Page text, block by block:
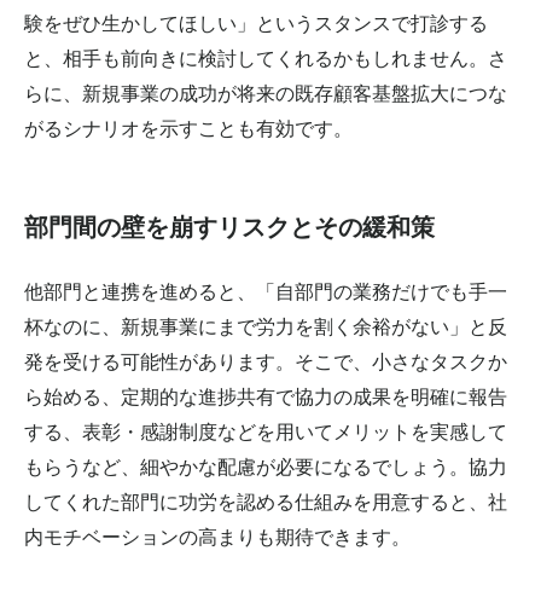
験をぜひ生かしてほしい 」というスタンスで打診する
と、相手も前向きに検討してくれるかもしれません。さ
らに、新規事業の成功が将来の既存顧客基盤拡大につな
がるシナリオを示すことも有効です。
部門間の壁を崩すリスクとその緩和策
他部門と連携を進めると、「自部門の業務だけでも手一
杯なのに、新規事業にまで労力を割く余裕がない」と反
発を受ける可能性があります。そこで、小さなタスクか
ら始める、定期的な進捗共有で協力の成果を明確に報告
する、表彰・感謝制度などを用いてメリットを実感して
もらうなど、細やかな配慮が必要になるでしょう。協力
してくれた部門に功労を認める仕組みを用意すると、社
内モチベーションの高まりも期待できます。